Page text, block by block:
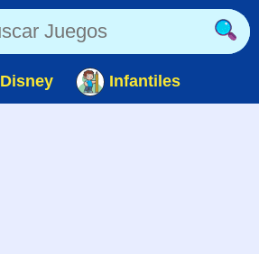
Disney Infantiles